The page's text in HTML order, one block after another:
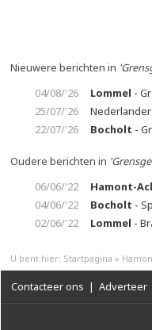
Nieuwere berichten in
04/08/'26
Lommel -
25/07/'26
22/07/'26
Bocholt -
Oudere berichten in
06/06/'22
Hamont-
04/06/'22
Bocholt -
02/06/'22
Lommel -
U bent hier: Startpagina »
Contacteer ons | Adverteer